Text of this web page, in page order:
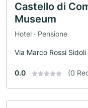
Castello di
Museum
Hotel · Pensione
Via Marco Rossi
0.0 (0